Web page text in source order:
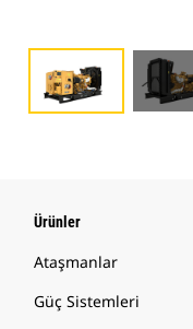
Ürünler
Ataşmanlar
Güç Sistemleri